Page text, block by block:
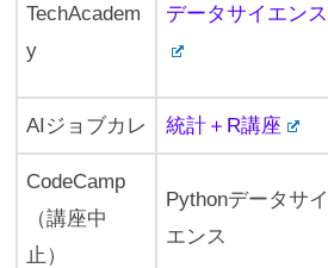
TechAcadem
y
データサイエンス
AIジョブカレ 統計＋R講座
CodeCamp
（講座中
止）
Pythonデータサイ
エンス